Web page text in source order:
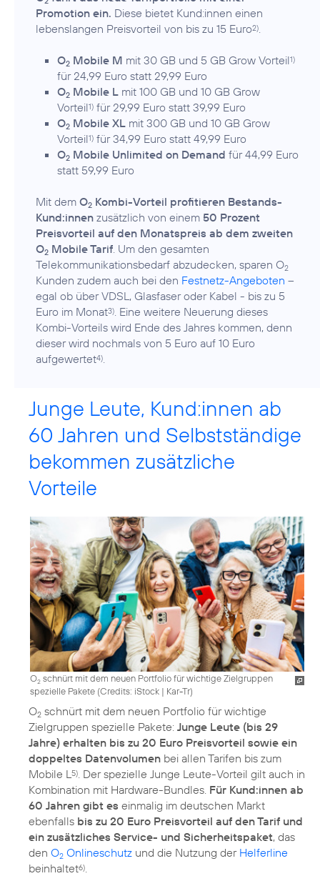
Promotion ein. Diese bietet Kund:innen einen
lebenslangen Preisvorteil von bis zu 15 Euro2).
O2 Mobile M mit 30 GB und 5 GB Grow Vorteil1)
für 24,99 Euro statt 29,99 Euro
O2 Mobile L mit 100 GB und 10 GB Grow
Vorteil1) für 29,99 Euro statt 39,99 Euro
O2 Mobile XL mit 300 GB und 10 GB Grow
Vorteil1) für 34,99 Euro statt 49,99 Euro
O2 Mobile Unlimited on Demand für 44,99 Euro
statt 59,99 Euro
Mit dem O2 Kombi-Vorteil profitieren Bestands-
Kund:innen zusätzlich von einem 50 Prozent
Preisvorteil auf den Monatspreis ab dem zweiten
O2 Mobile Tarif. Um den gesamten
Telekommunikationsbedarf abzudecken, sparen O2
Kunden zudem auch bei den Festnetz-Angeboten –
egal ob über VDSL, Glasfaser oder Kabel - bis zu 5
Euro im Monat3). Eine weitere Neuerung dieses
Kombi-Vorteils wird Ende des Jahres kommen, denn
dieser wird nochmals von 5 Euro auf 10 Euro
aufgewertet4).
Junge Leute, Kund:innen ab
60 Jahren und Selbstständige
bekommen zusätzliche
Vorteile
O2 schnürt mit dem neuen Portfolio für wichtige Zielgruppen
spezielle Pakete (Credits: iStock | Kar-Tr)
O2 schnürt mit dem neuen Portfolio für wichtige
Zielgruppen spezielle Pakete: Junge Leute (bis 29
Jahre) erhalten bis zu 20 Euro Preisvorteil sowie ein
doppeltes Datenvolumen bei allen Tarifen bis zum
Mobile L 5) . Der spezielle Junge Leute-Vorteil gilt auch in
Kombination mit Hardware-Bundles. Für Kund:innen ab
60 Jahren gibt es einmalig im deutschen Markt
ebenfalls bis zu 20 Euro Preisvorteil auf den Tarif und
ein zusätzliches Service- und Sicherheitspaket, das
den O2 Onlineschutz und die Nutzung der Helferline
beinhaltet6)